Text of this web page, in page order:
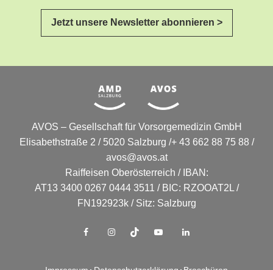
Jetzt unsere Newsletter abonnieren >
AVOS – Gesellschaft für Vorsorgemedizin GmbH
Elisabethstraße 2 / 5020 Salzburg /+ 43 662 88 75 88 /
avos@avos.at
Raiffeisen Oberösterreich / IBAN:
AT13 3400 0267 0444 3511 / BIC: RZOOAT2L /
FN192923k / Sitz: Salzburg